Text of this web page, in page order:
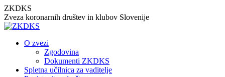
Skip
to
content
ZKDKS
Zveza koronarnih društev in klubov Slovenije
O zvezi
Zgodovina
Dokumenti ZKDKS
Spletna učilnica za vaditelje